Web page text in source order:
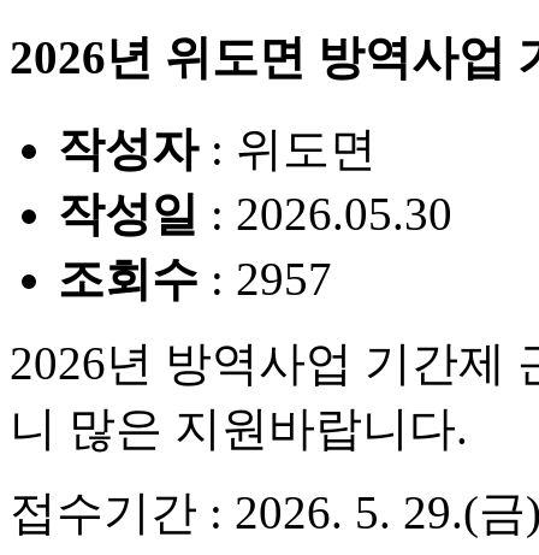
2026년 위도면 방역사업
작성자: 위도면
작성일 : 2026.05.30
조회수 : 2957
2026년 방역사업 기간제
니 많은 지원바랍니다.
접수기간 : 2026. 5. 29.(